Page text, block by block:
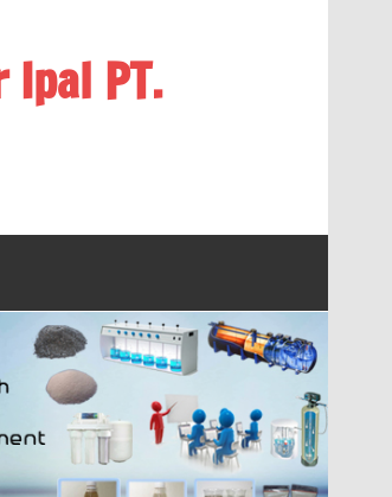
PT.